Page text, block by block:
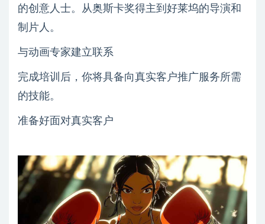
的创意人士。从奥斯卡奖得主到好莱坞的导演和
制片人。
与动画专家建立联系
完成培训后，你将具备向真实客户推广服务所需
的技能。
准备好面对真实客户